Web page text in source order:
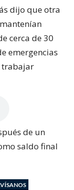
dijo que otra
cerca de 30
emergencias
trabajar
de un
saldo final